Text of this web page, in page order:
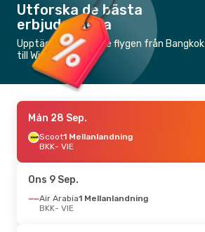
Utforska de bästa
erbjudandena
Upptäck de billigaste flygen från Bangkok
till Wien
Mån 28 Sep.
Scoot1 Mellanlandning
BKK- VIE
Ons 9 Sep.
Air Arabia1 Mellanlandning
BKK- VIE